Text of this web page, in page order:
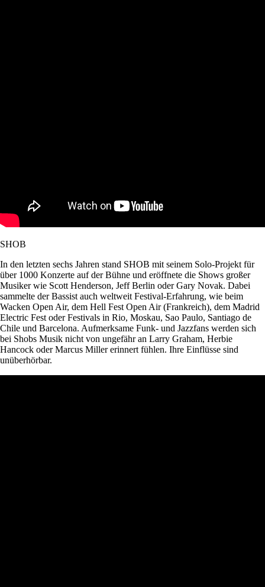
SHOB
In den letzten sechs Jahren stand SHOB mit seinem Solo-Projekt für
über 1000 Konzerte auf der Bühne und eröffnete die Shows großer
Musiker wie Scott Henderson, Jeff Berlin oder Gary Novak. Dabei
sammelte der Bassist auch weltweit Festival-Erfahrung, wie beim
Wacken Open Air, dem Hell Fest Open Air (Frankreich), dem Madrid
Electric Fest oder Festivals in Rio, Moskau, Sao Paulo, Santiago de
Chile und Barcelona. Aufmerksame Funk- und Jazzfans werden sich
bei Shobs Musik nicht von ungefähr an Larry Graham, Herbie
Hancock oder Marcus Miller erinnert fühlen. Ihre Einflüsse sind
unüberhörbar.